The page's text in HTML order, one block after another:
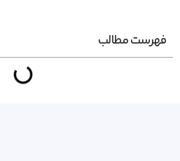
فهرست مطالب